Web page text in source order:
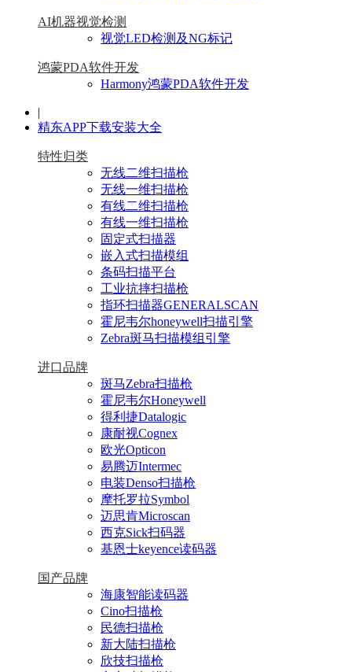
AI机器视觉检测
视觉LED检测及NG标记
鸿蒙PDA软件开发
Harmony鸿蒙PDA软件开发
|
精东APP下载安装大全
特性归类
无线二维扫描枪
无线一维扫描枪
有线二维扫描枪
有线一维扫描枪
固定式扫描器
嵌入式扫描模组
条码扫描平台
工业抗摔扫描枪
指环扫描器GENERALSCAN
霍尼韦尔honeywell扫描引擎
Zebra斑马扫描模组引擎
进口品牌
斑马Zebra扫描枪
霍尼韦尔Honeywell
得利捷Datalogic
康耐视Cognex
欧光Opticon
易腾迈Intermec
电装Denso扫描枪
摩托罗拉Symbol
迈思肯Microscan
西克Sick扫码器
基恩士keyence读码器
国产品牌
海康智能读码器
Cino扫描枪
民德扫描枪
新大陆扫描枪
欣技扫描枪